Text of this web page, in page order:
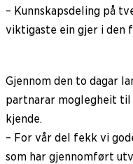
– Kunnskapsdeling på
viktigaste ein gjer i den
Gjennom den to dagar
partnarar moglegheit
kjende.
– For vår del fekk vi
som har gjennomført